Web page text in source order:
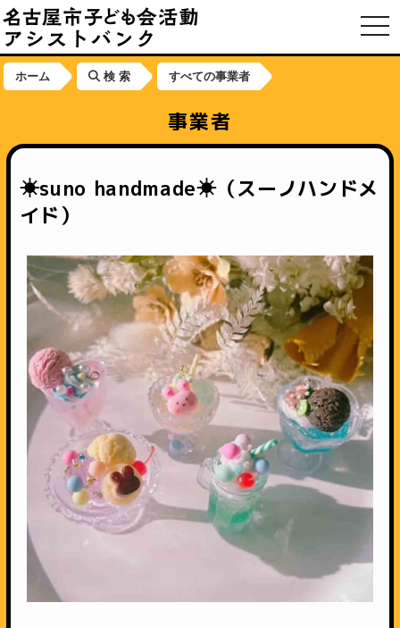
ホーム 検 索 すべての事業者
事業者
☀︎suno handmade☀︎（スーノハンドメ
イド）